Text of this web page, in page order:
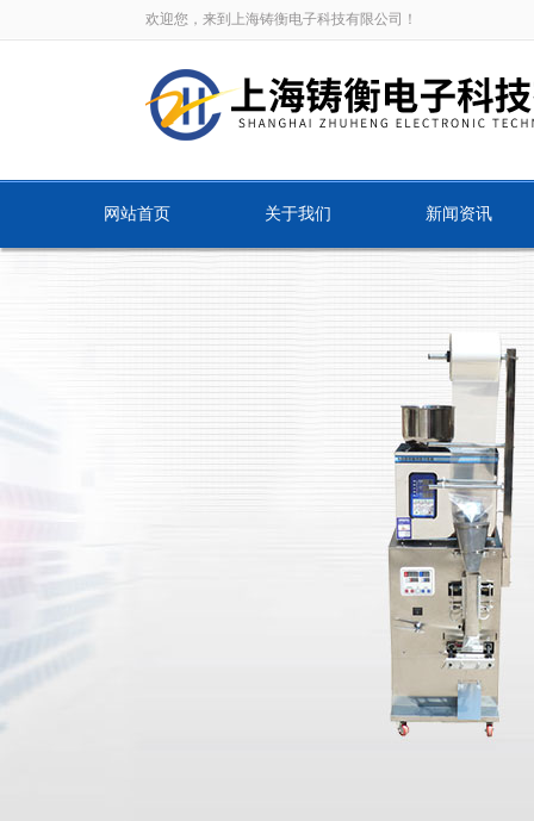
欢迎您，来到上海铸衡电子科技有限公司！
网站首页 关于我们 新闻资讯